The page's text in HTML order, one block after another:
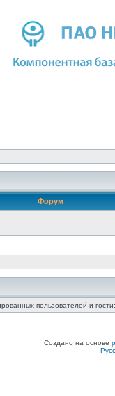
Форум
пользователей и
Создано на основе